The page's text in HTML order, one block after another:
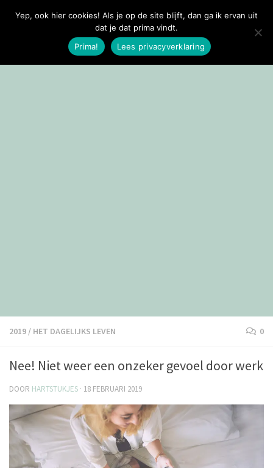
Doorgaan naar inhoud
2019 / HET DAGELIJKS LEVEN 0
Nee! Niet weer een onzeker gevoel door werk
DOOR HARTSTUKJES · 18 FEBRUARI 2019
Yep, ook hier cookies! Als je op de site blijft, dan ga ik ervan uit
dat je dat prima vindt.
Prima!
Lees privacyverklaring